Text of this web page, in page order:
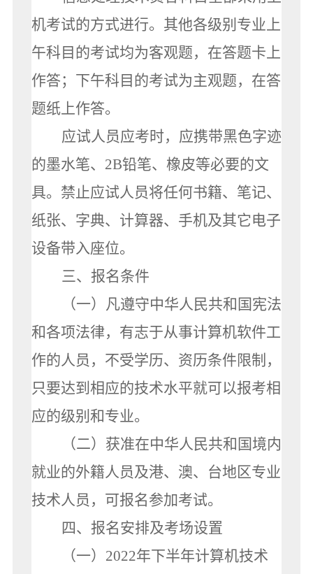
机考试的方式进行。其他各级别专业上
午科目的考试均为客观题，在答题卡上
作答；下午科目的考试为主观题，在答
题纸上作答。
应试人员应考时，应携带黑色字迹
的墨水笔、 2B铅笔、橡皮等必要的文
具。禁止应试人员将任何书籍、笔记、
纸张、字典、计算器、手机及其它电子
设备带入座位。
三、报名条件
（一）凡遵守中华人民共和国宪法
和各项法律，有志于从事计算机软件工
作的人员，不受学历、资历条件限制，
只要达到相应的技术水平就可以报考相
应的级别和专业。
（二）获准在中华人民共和国境内
就业的外籍人员及港、澳、台地区专业
技术人员，可报名参加考试。
四、报名安排及考场设置
（一）2022年下半年计算机技术